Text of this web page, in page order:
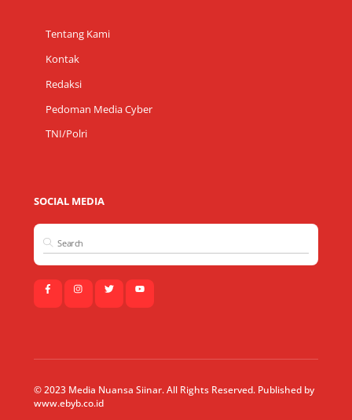
Tentang Kami
Kontak
Redaksi
Pedoman Media Cyber
TNI/Polri
SOCIAL MEDIA
© 2023 Media Nuansa Siinar. All Rights Reserved. Published by
www.ebyb.co.id